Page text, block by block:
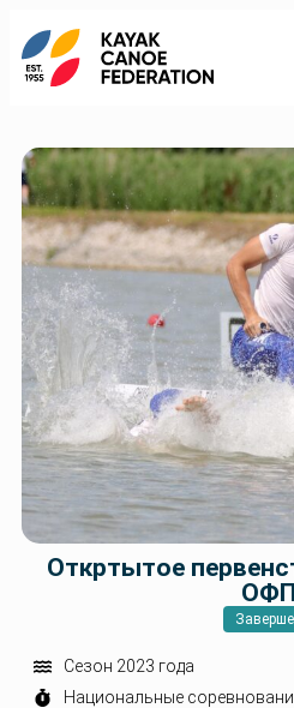
Откртытое
ОФП
Сезон 2023 года
Национальные